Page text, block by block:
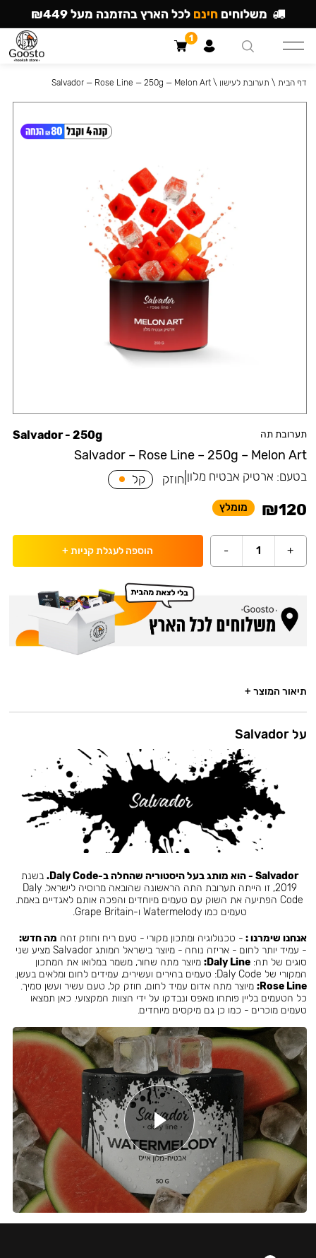
תערובת תה
Salvador – Rose Line – 250g – Melon Art
Salvador - 250g
בטעם: ארטיק אבטיח מלון חוזק קל
₪120 מומלץ
+
1
- הוספה לעגלת קניות +
דף הבית \ תערובת לעישון \
Salvador — Rose Line — 250g — Melon Art
תיאור המוצר +
על Salvador
Salvador - הוא מותג בעל היסטוריה שהחלה ב-Daly Code.
בשנת
2019, זו הייתה תערובת התה הראשונה שהובאה מרוסיה לישראל. Daly
Code הפתיעה את השוק עם טעמים מיוחדים והפכה אותם לאגדיים באמת.
טעמים כמו Watermelody ו-Grape Britain.
אנחנו שימרנו : - טכנולוגיה ומתכון מקורי - טעם ריח וחוזק זהה מה חדש:
- עמיד יותר לחום - אריזה נוחה - מיוצר בישראל המותג Salvador מציע שני
סוגים של תה:Daly Line: מיוצר מתה שחור, משמר במלואו את המתכון
המקורי של Daly Code: טעמים בהירים ועשירים, עמידים לחום ומלאים בעשן.
Rose Line: מיוצר מתה אדום עמיד לחום, חוזק קל, טעם עשיר ועשן סמיך.
כל הטעמים בליין פותחו מאפס ונבדקו על ידי הצוות המקצועי. כאן תמצאו
טעמים מוכרים - כמו כן גם מיקסים מיוחדים.
משלוחים חינם לכל הארץ בהזמנה מעל ₪449
1